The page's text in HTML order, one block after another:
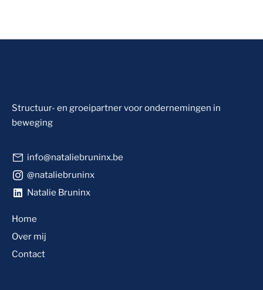
Structuur- en groeipartner voor ondernemingen in
beweging
info@nataliebruninx.be
@nataliebruninx
Natalie Bruninx
Home
Over mij
Contact